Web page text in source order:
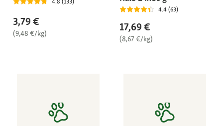
3,79 €
(9,48 €/kg)
4.4 (63)
17,69 €
(8,67 €/kg)